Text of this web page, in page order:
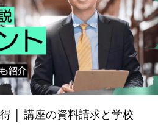
│ 講座の資料請求と学校